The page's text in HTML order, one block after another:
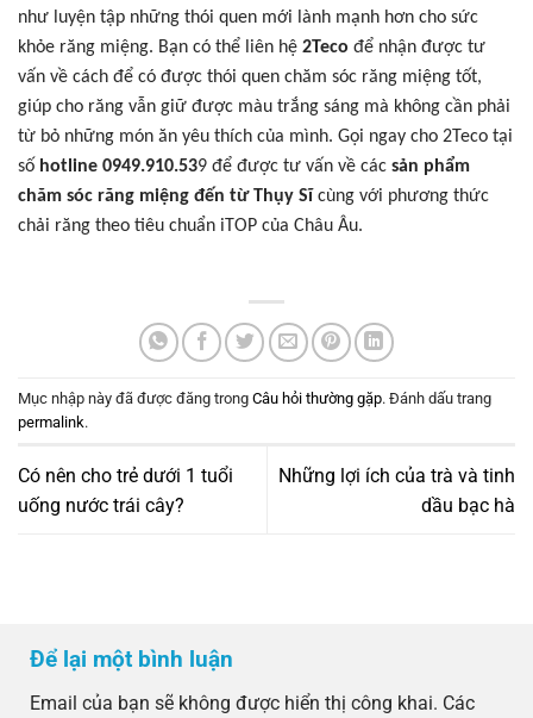
như luyện tập những thói quen mới lành mạnh hơn cho sức
khỏe răng miệng. Bạn có thể liên hệ 2Teco để nhận được tư
vấn về cách để có được thói quen chăm sóc răng miệng tốt,
giúp cho răng vẫn giữ được màu trắng sáng mà không cần phải
từ bỏ những món ăn yêu thích của mình. Gọi ngay cho 2Teco tại
số hotline 0949.910.539 để được tư vấn về các sản phẩm
chăm sóc răng miệng đến từ Thụy Sĩ cùng với phương thức
chải răng theo tiêu chuẩn iTOP của Châu Âu.
Mục nhập này đã được đăng trong Câu hỏi thường gặp. Đánh dấu trang
permalink.
Có nên cho trẻ dưới 1 tuổi
uống nước trái cây?
Những lợi ích của trà và tinh
dầu bạc hà
Để lại một bình luận
Email của bạn sẽ không được hiển thị công khai. Các